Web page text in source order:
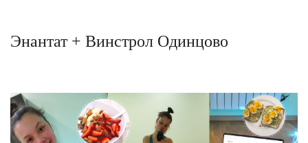
Энантат + Винстрол Одинцово